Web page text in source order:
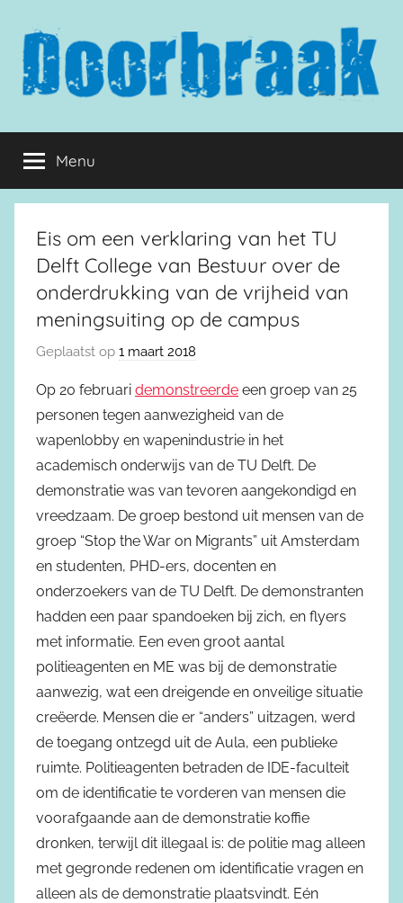
inhoud
springen
Doorbraak.eu
Menu
Eis om een verklaring van het TU
Delft College van Bestuur over de
onderdrukking van de vrijheid van
meningsuiting op de campus
Geplaatst op 1 maart 2018
Op 20 februari demonstreerde een groep van 25
personen tegen aanwezigheid van de
wapenlobby en wapenindustrie in het
academisch onderwijs van de TU Delft. De
demonstratie was van tevoren aangekondigd en
vreedzaam. De groep bestond uit mensen van de
groep “Stop the War on Migrants” uit Amsterdam
en studenten, PHD-ers, docenten en
onderzoekers van de TU Delft. De demonstranten
hadden een paar spandoeken bij zich, en flyers
met informatie. Een even groot aantal
politieagenten en ME was bij de demonstratie
aanwezig, wat een dreigende en onveilige situatie
creëerde. Mensen die er “anders” uitzagen, werd
de toegang ontzegd uit de Aula, een publieke
ruimte. Politieagenten betraden de IDE-faculteit
om de identificatie te vorderen van mensen die
voorafgaande aan de demonstratie koffie
dronken, terwijl dit illegaal is: de politie mag alleen
met gegronde redenen om identificatie vragen en
alleen als de demonstratie plaatsvindt. Eén